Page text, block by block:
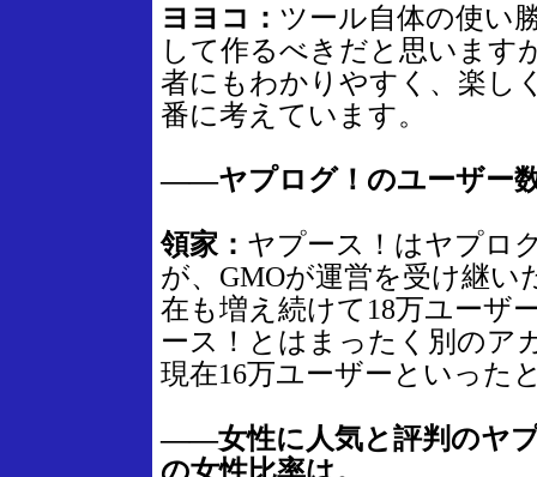
ヨヨコ： ツール自体の使い
して作るべきだと思います
者にもわかりやすく、楽し
番に考えています。
――ヤプログ！のユーザー
領家： ヤプース！はヤプロ
が、GMOが運営を受け継い
在も増え続けて18万ユーザ
ース！とはまったく別のア
現在16万ユーザーといった
――女性に人気と評判のヤ
の女性比率は。